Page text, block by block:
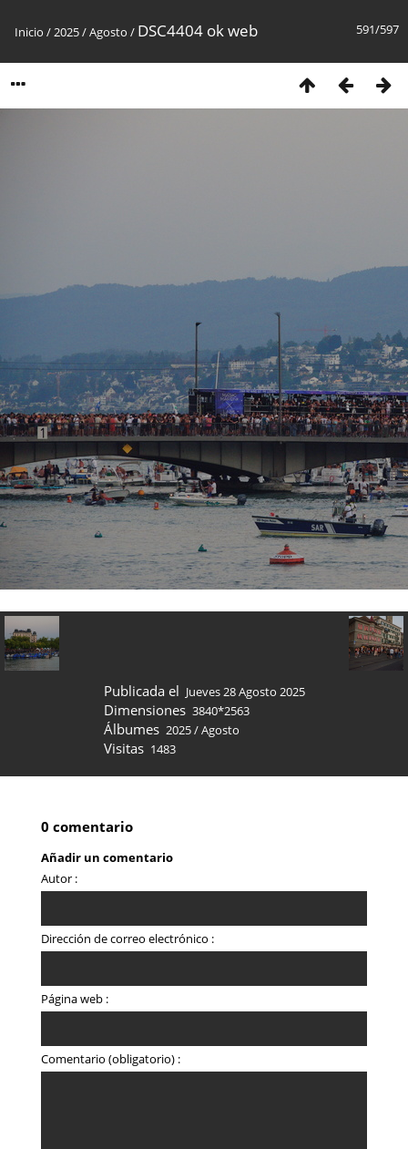
591/597
Inicio /2025/Agosto / DSC4404 ok web
Publicada el Jueves 28 Agosto 2025
Dimensiones 3840*2563
Álbumes 2025/Agosto
Visitas 1483
0 comentario
Añadir un comentario
Autor :
Dirección de correo electrónico :
Página web :
Comentario (obligatorio) :